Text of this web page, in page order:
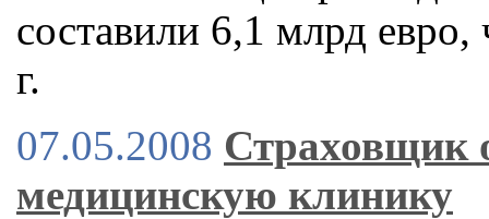
составили 6,1 млрд
г.
07.05.2008 Страховщик
медицинскую клинику